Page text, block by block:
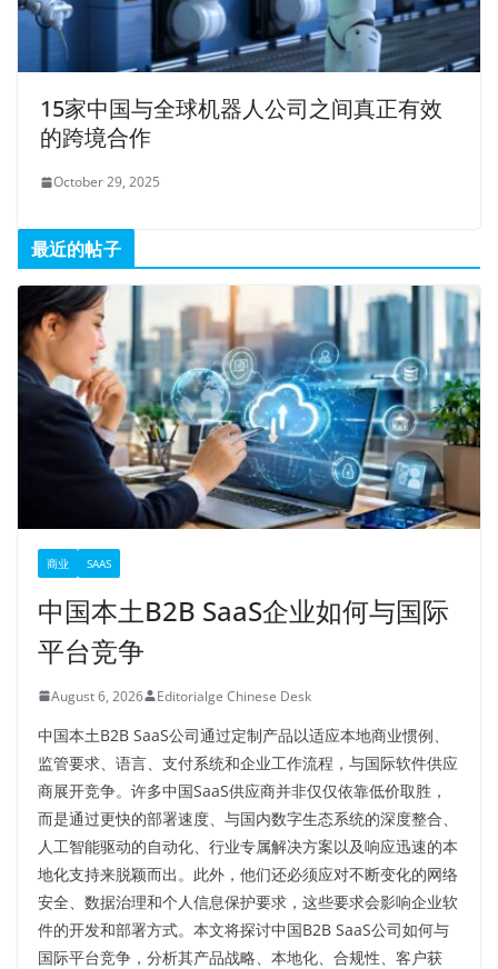
15家中国与全球机器人公司之间真正有效
的跨境合作
October 29, 2025
最近的帖子
商业 SAAS
中国本土B2B SaaS企业如何与国际
平台竞争
August 6, 2026 Editorialge Chinese Desk
中国本土B2B SaaS公司通过定制产品以适应本地商业惯例、
监管要求、语言、支付系统和企业工作流程，与国际软件供应
商展开竞争。许多中国SaaS供应商并非仅仅依靠低价取胜，
而是通过更快的部署速度、与国内数字生态系统的深度整合、
人工智能驱动的自动化、行业专属解决方案以及响应迅速的本
地化支持来脱颖而出。此外，他们还必须应对不断变化的网络
安全、数据治理和个人信息保护要求，这些要求会影响企业软
件的开发和部署方式。本文将探讨中国B2B SaaS公司如何与
国际平台竞争，分析其产品战略、本地化、合规性、客户获